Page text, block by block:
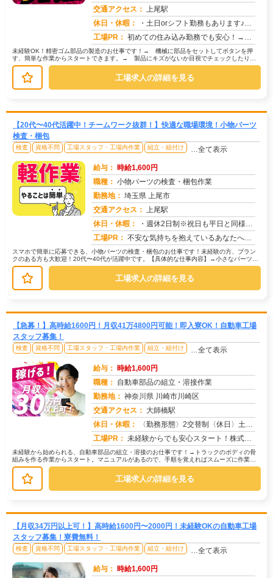
交通アクセス： 上尾駅
休日・休暇：
・土日orシフト勤務もあります♪・長期休暇（GW・夏季・年末年始休暇あり）※会社カレンダーあり※祝日も平日と同様の...
工場PR： 初めての住み込み勤務でも安心！→家具付き寮が初期費用0円で利用可能！ お財布にも優しい環境です。→専属スタッフが...
未経験OK！精密ゴム部品の製造のお仕事です！→ 機械に部品をセットしてボタンを押
す、簡単な作業からスタートできます。→ 製品にキズがないか目視でチェックしたり、
部品を決められた場所に置いたりする...
工場求人の詳細を見る
【20代〜40代活躍中！チームワーク抜群！】快適な職場環境！小物パーツ
検査・梱包
検査 資格不問 工場スタッフ・工場内作業 組立・組付け …全て表示
給与： 時給1,600円
職種： 小物パーツの検査・梱包作業
勤務地： 埼玉県 上尾市
交通アクセス： 上尾駅
休日・休暇：
・週休2日制※祝日も平日と同様出勤日
工場PR： 不安な気持ちを抱えているあなたへ。株式会社京栄センターでは、未経験の方でも安心してスタートできる環境を整えています...
スマホで簡単に応募できる、小物パーツの検査・梱包のお仕事です！未経験の方、ブラン
クのある方も大歓迎！20代〜40代が活躍中です。【具体的な仕事内容】→小さなパーツを
目で見てチェックします。→不良...
工場求人の詳細を見る
【急募！】高時給1600円！月収41万4800円可能！即入寮OK！自動車工場
スタッフ募集！
検査 資格不問 工場スタッフ・工場内作業 組立・組付け …全て表示
給与： 時給1,600円
職種： 自動車部品の組立・溶接作業
勤務地： 神奈川県 川崎市川崎区
交通アクセス： 大師橋駅
休日・休暇：
〈勤務形態〉2交替制〈休日〉土日(週休２日制)★ＧＷ★夏季休暇★冬季休暇★年末年始
工場PR： 未経験からでも安心スタート！株式会社京栄センターで新しい一歩を踏み出してみませんか？→ 経験や資格は一切不問です！...
未経験から始められる、自動車部品の組立・溶接のお仕事です！→トラックのボディの骨
組みを作る作業からスタート。マニュアルがあるので、手順を覚えればスムーズに作業で
きます。→次に、トラックのアクスル...
工場求人の詳細を見る
【月収34万円以上可！】高時給1600円〜2000円！未経験OKの自動車工場
スタッフ募集！寮費無料！
検査 資格不問 工場スタッフ・工場内作業 組立・組付け …全て表示
給与： 時給1,600円